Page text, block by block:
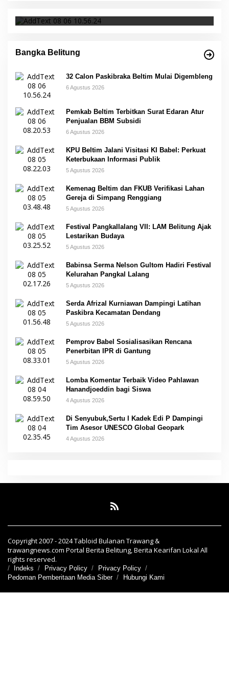
Bangka Belitung
32 Calon Paskibraka Beltim Mulai Digembleng
6 Agustus 2026
Pemkab Beltim Terbitkan Surat Edaran Atur
Penjualan BBM Subsidi
6 Agustus 2026
KPU Beltim Jalani Visitasi KI Babel: Perkuat
Keterbukaan Informasi Publik
5 Agustus 2026
Kemenag Beltim dan FKUB Verifikasi Lahan
Gereja di Simpang Renggiang
5 Agustus 2026
Festival Pangkallalang VII: LAM Belitung Ajak
Lestarikan Budaya
5 Agustus 2026
Babinsa Serma Nelson Gultom Hadiri Festival
Kelurahan Pangkal Lalang
5 Agustus 2026
Serda Afrizal Kurniawan Dampingi Latihan
Paskibra Kecamatan Dendang
5 Agustus 2026
Pemprov Babel Sosialisasikan Rencana
Penerbitan IPR di Gantung
5 Agustus 2026
Lomba Komentar Terbaik Video Pahlawan
Hanandjoeddin bagi Siswa
4 Agustus 2026
Di Senyubuk,Sertu I Kadek Edi P Dampingi
Tim Asesor UNESCO Global Geopark
4 Agustus 2026
Copyright 2007 - 2024 Tabloid Bulanan Trawang &
trawangnews.com Portal Berita Belitung, Berita Kearifan Lokal All
rights reserved.
Indeks Privacy Policy
Privacy Policy
Pedoman Pemberitaan Media Siber
Hubungi Kami